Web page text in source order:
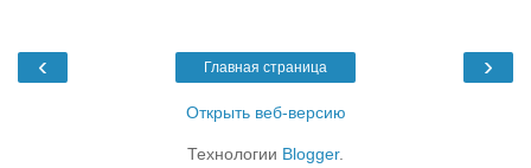
‹ ›
Главная страница
Открыть веб-версию
Технологии Blogger.